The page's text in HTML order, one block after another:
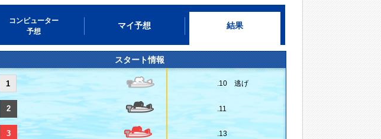
コンピューター
予想
マイ予想 結果
スタート情報
1 .10 逃げ
2 .11
3 .13